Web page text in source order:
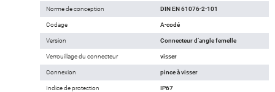
Norme de conception DIN EN 61076-2-101
Codage A-codé
Version Connecteur d‘angle femelle
Verrouillage du connecteur visser
Connexion pince à visser
Indice de protection IP67